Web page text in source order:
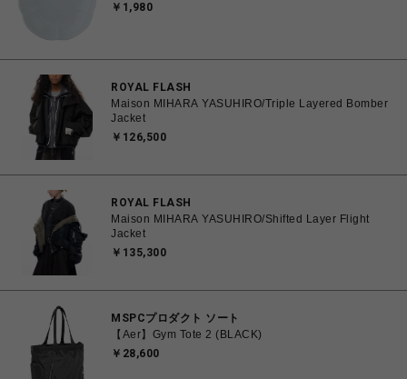
￥1,980
ROYAL FLASH
Maison MIHARA YASUHIRO/Triple Layered Bomber
Jacket
￥126,500
ROYAL FLASH
Maison MIHARA YASUHIRO/Shifted Layer Flight
Jacket
￥135,300
MSPCプロダクト ソート
【Aer】Gym Tote 2 (BLACK)
￥28,600